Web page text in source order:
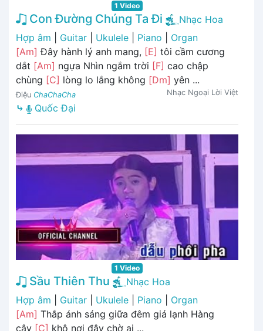
1 Video
Con Đường Chúng Ta Đi
Nhạc Hoa
Hợp âm
Guitar Ukulele Piano
Organ
[Am] Đây hành lý anh mang, [E] tôi cầm cương
dắt [Am] ngựa Nhìn ngắm trời [F] cao chập
chùng [C] lòng lo lắng không [Dm] yên ...
Điệu ChaChaCha Nhạc Ngoại Lời Việt
⤷ Quốc Đại
1 Video
Sầu Thiên Thu
Nhạc Hoa
Hợp âm
Guitar Ukulele Piano
Organ
[Am] Thắp ánh sáng giữa đêm giá lạnh Hàng
cây [C] khô nơi đây chờ ai ...